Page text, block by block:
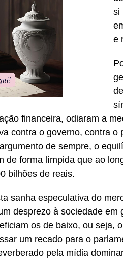
si
e
financeira, odiaram a
contra o governo, contra
de sempre, o
de forma límpida que ao
bilhões de reais.
sanha especulativa do
desprezo à sociedade
os de baixo, ou seja,
um recado para o
pela mídia